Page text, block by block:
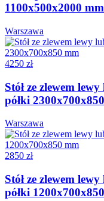
1100x500x2000 mm
Warszawa
4250 zł
Stół ze zlewem
półki
Warszawa
2850 zł
Stół ze zlewem
półki